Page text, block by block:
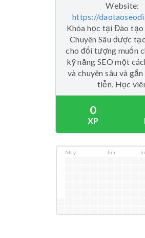
Website:
https://
Khóa học tại Đào tạo
Chuyên Sâu được
cho đối tượng muốn
kỹ năng SEO một
và chuyên sâu và
tiễn. Học
0
XP
May Jun